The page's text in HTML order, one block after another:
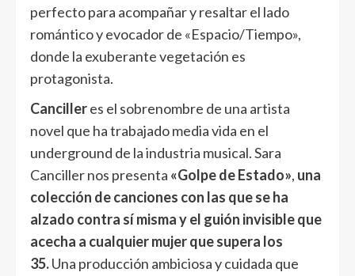
perfecto para acompañar y resaltar el lado
romántico y evocador de «Espacio/Tiempo»,
donde la exuberante vegetación es
protagonista.
Cancilleres el sobrenombre de una artista
novel que ha trabajado media vida en el
underground de la industria musical. Sara
Canciller nos presenta «Golpe de Estado», una
colección de canciones con las que se ha
alzado contra sí misma y el guión invisible que
acecha a cualquier mujer que supera los
35.Una producción ambiciosa y cuidada que